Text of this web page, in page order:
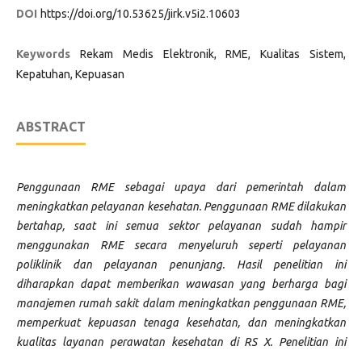
DOI https://doi.org/10.53625/jirk.v5i2.10603
Keywords
Rekam Medis Elektronik, RME, Kualitas Sistem,
Kepatuhan, Kepuasan
ABSTRACT
Penggunaan RME sebagai upaya dari pemerintah dalam
meningkatkan pelayanan kesehatan. Penggunaan RME dilakukan
bertahap, saat ini semua sektor pelayanan sudah hampir
menggunakan RME secara menyeluruh seperti pelayanan
poliklinik dan pelayanan penunjang. Hasil penelitian ini
diharapkan dapat memberikan wawasan yang berharga bagi
manajemen rumah sakit dalam meningkatkan penggunaan RME,
memperkuat kepuasan tenaga kesehatan, dan meningkatkan
kualitas layanan perawatan kesehatan di RS X. Penelitian ini